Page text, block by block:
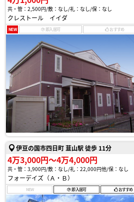
共・管：2,500円 敷：なし 礼：なし 保：なし
クレストール イイダ
NEW 即入居可 おすすめ
伊豆の国市四日町 韮山駅 徒歩 11分
4万3,000円〜4万4,000円
共・管：3,900円 敷：なし 礼：22,000円他 保：なし
フォーデイズ（Ａ・Ｂ）
NEW 即入居可 おすすめ